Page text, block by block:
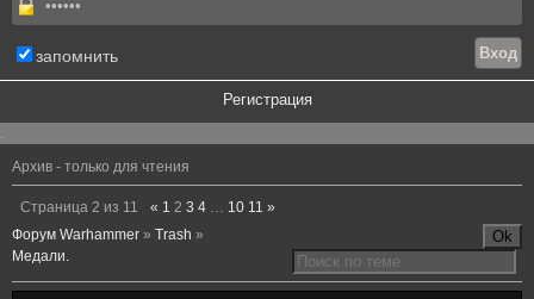
запомнить
Регистрация
.
Архив - только для чтения
Страница 2 из 11 « 1 2 3 4 … 10 11 »
Форум Warhammer » Trash »
Медали.